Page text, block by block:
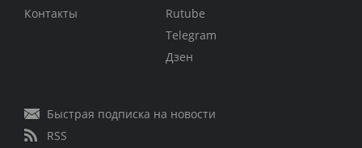
Контакты
Rutube
Telegram
Дзен
Быстрая подписка на новости
RSS